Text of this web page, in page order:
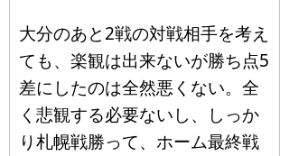
大分のあと2戦の対戦相手を考え
ても、楽観は出来ないが勝ち点5
差にしたのは全然悪くない。全
く悲観する必要ないし、しっか
り札幌戦勝って、ホーム最終戦